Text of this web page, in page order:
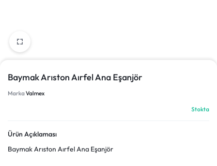
Baymak Arıston Aırfel Ana Eşanjör
MarkaValmex
Stokta
Ürün Açıklaması
Baymak Arıston Aırfel Ana Eşanjör